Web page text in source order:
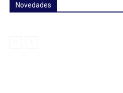
Novedades